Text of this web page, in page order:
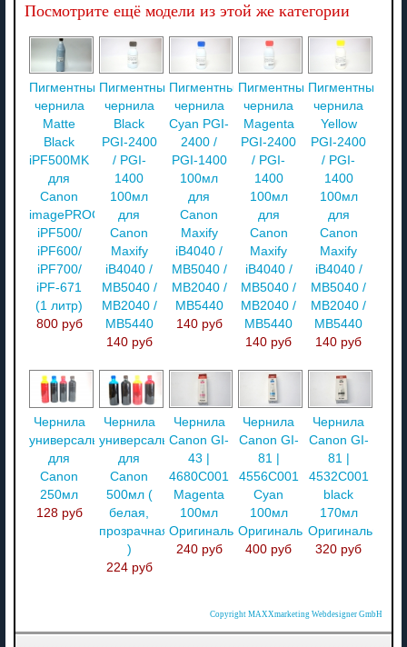
Посмотрите ещё модели из этой же категории
Пигментные
чернила
Matte
Black
iPF500MK
для
Canon
imagePROGRAF
iPF500/
iPF600/
iPF700/
iPF-671
(1 литр)
800 руб
Пигментные
чернила
Black
PGI-2400
/ PGI-
1400
100мл
для
Canon
Maxify
iB4040 /
MB5040 /
MB2040 /
MB5440
140 руб
Пигментные
чернила
Cyan PGI-
2400 /
PGI-1400
100мл
для
Canon
Maxify
iB4040 /
MB5040 /
MB2040 /
MB5440
140 руб
Пигментные
чернила
Magenta
PGI-2400
/ PGI-
1400
100мл
для
Canon
Maxify
iB4040 /
MB5040 /
MB2040 /
MB5440
140 руб
Пигментные
чернила
Yellow
PGI-2400
/ PGI-
1400
100мл
для
Canon
Maxify
iB4040 /
MB5040 /
MB2040 /
MB5440
140 руб
Чернила
универсальные
для
Canon
250мл
128 руб
Чернила
универсальные
для
Canon
500мл (
белая,
прозрачная
)
224 руб
Чернила
Canon GI-
43 |
4680C001
Magenta
100мл
Оригинальные
240 руб
Чернила
Canon GI-
81 |
4556C001
Cyan
100мл
Оригинальные
400 руб
Чернила
Canon GI-
81 |
4532C001
black
170мл
Оригинальные
320 руб
Copyright MAXXmarketing Webdesigner GmbH